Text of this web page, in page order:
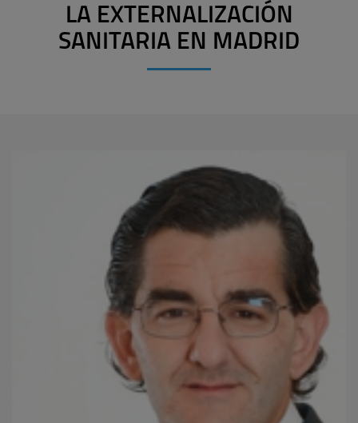
LA EXTERNALIZACIÓN
SANITARIA EN MADRID